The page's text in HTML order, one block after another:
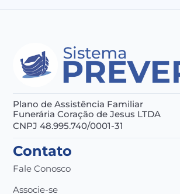
Plano de Assistência Familiar
Funerária Coração de Jesus LTDA
CNPJ 48.995.740/0001-31
Contato
Fale Conosco
Associe-se